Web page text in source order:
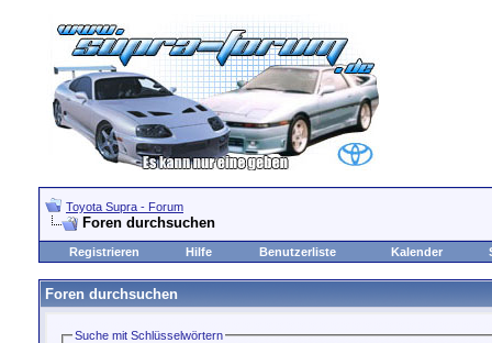
Toyota Supra - Forum
Foren durchsuchen
Registrieren Hilfe Benutzerliste Kalender
Foren durchsuchen
Suche mit Schlüsselwörtern